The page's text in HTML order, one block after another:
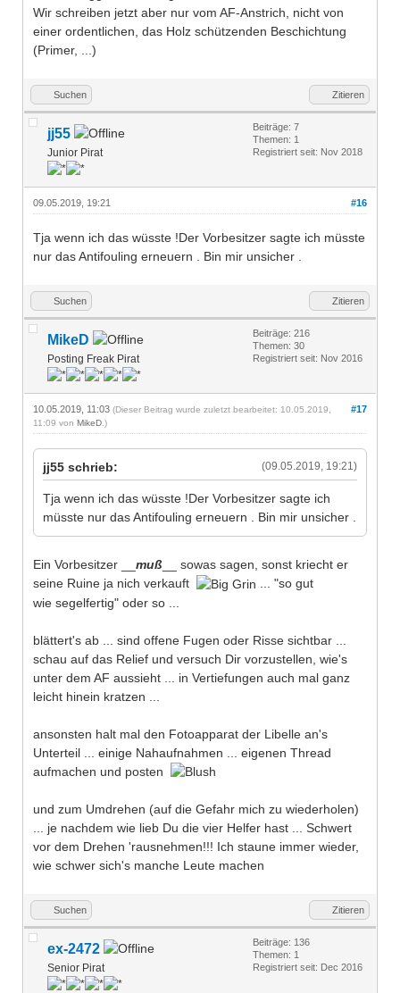
Wir schreiben jetzt aber nur vom AF-Anstrich, nicht von
einer ordentlichen, das Holz schützenden Beschichtung
(Primer, ...)
Suchen Zitieren
jj55
Junior Pirat
Beiträge: 7
Themen: 1
Registriert seit: Nov 2018
#16
09.05.2019, 19:21
Tja wenn ich das wüsste !Der Vorbesitzer sagte ich müsste
nur das Antifouling erneuern . Bin mir unsicher .
Suchen Zitieren
MikeD
Posting Freak Pirat
Beiträge: 216
Themen: 30
Registriert seit: Nov 2016
#17
10.05.2019, 11:03 (Dieser Beitrag wurde zuletzt bearbeitet: 10.05.2019,
11:09 von MikeD .)
(09.05.2019, 19:21)
jj55 schrieb:
Tja wenn ich das wüsste !Der Vorbesitzer sagte ich
müsste nur das Antifouling erneuern . Bin mir unsicher .
Ein Vorbesitzer __ muß __ sowas sagen, sonst kriecht er
seine Ruine ja nich verkauft
... "so gut
wie segelfertig" oder so ...
blättert's ab ... sind offene Fugen oder Risse sichtbar ...
schau auf das Relief und versuch Dir vorzustellen, wie's
unter dem AF aussieht ... in Vertiefungen auch mal ganz
leicht hinein kratzen ...
ansonsten halt mal den Fotoapparat der Libelle an's
Unterteil ... einige Nahaufnahmen ... eigenen Thread
aufmachen und posten
und zum Umdrehen (auf die Gefahr mich zu wiederholen)
... je nachdem wie lieb Du die vier Helfer hast ... Schwert
vor dem Drehen 'rausnehmen!!! Ich staune immer wieder,
wie schwer sich's manche Leute machen
Suchen Zitieren
ex-2472
Senior Pirat
Beiträge: 136
Themen: 1
Registriert seit: Dec 2016